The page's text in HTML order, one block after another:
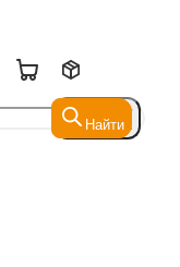
Найти
Найти